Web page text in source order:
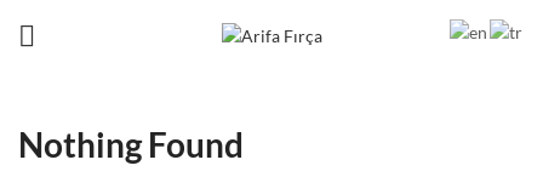
Nothing Found